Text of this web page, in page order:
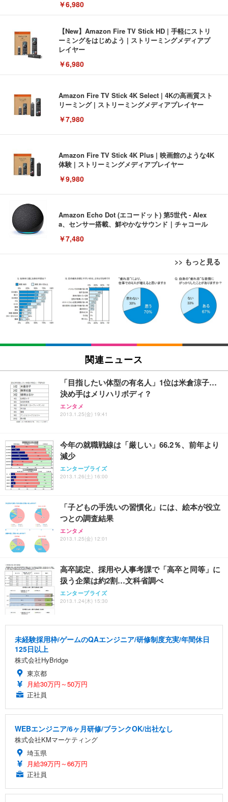
￥6,980
【New】Amazon Fire TV Stick HD | 手軽にストリ
ーミングをはじめよう | ストリーミングメディアプ
レイヤー
￥6,980
Amazon Fire TV Stick 4K Select | 4Kの高画質スト
リーミング | ストリーミングメディアプレイヤー
￥7,980
Amazon Fire TV Stick 4K Plus | 映画館のような4K
体験 | ストリーミングメディアプレイヤー
￥9,980
Amazon Echo Dot (エコードット) 第5世代 - Alex
a、センサー搭載、鮮やかなサウンド｜チャコール
￥7,480
>> もっと見る
[EdoErgo] オフィスチェア 椅子 テレワーク 疲れな
い 跳ね上げ式アームレスト コンパクト 約105度ロッ
キング pc 事務椅子 360度回転 座面昇降 強化ナイロ
ン樹脂ベース 通気性メッシュ 在宅ワーク H-WY01
(黒網+黒枠+黒足)
￥5,699
SIHOO B100 オフィスチェア／デスクチェア メッシ
ュチェア 人間工学 疲れない ブラック
￥27,999
Sezlife オフィスチェア デスクチェア 疲れない テレ
ワーク チェア 強化バックレスト 30度ロッキング機
能 人間工学 椅子 腰サポート 90度跳ね上げ式アーム
ョン PCチェア 通気性メッシュ ゲーミング/勉強/事
務用 おしゃれ パソコンチェア (ブラック)
Sezlife オフィスチェア デスクチェア 疲れない テレ
ワーク チェア 強化バックレスト 30度ロッキング機
能 人間工学 椅子 腰サポート 90度跳ね上げ式アーム
務用 おしゃれ パソコンチェア (ホワイト)
ANDWINT オフィスチェア デスクチェア 肘なし メ
ッシュ 通気性 ランバーサポート付き 腰サポート ガ
ス圧無段階昇降 360度回転 キャスター付き コンパク
EIZO ビジネス向けプレミアムモニター | FlexScan
EV3240X-WT | 31.5型4K UHD・USB Type-C・ホワ
イト
￥105,595
EIZO ビジネス向けプレミアムモニター | FlexScan
￥109,572
【純正品】27"ゲーミングモニター DualSense 充電
フック付き（CFI-ZDM1J）
【整備済み品】Dell E2724HS 27インチ 液晶モニタ
ー フルHD（1920×1080）VA 非光沢 HDMI/DisplayP
ort/VGA スピーカー内蔵 高さ調整 スイベル VESA対
【MiniLED/24.5inch/280Hz/FHD】GRAPHT THE S
HOOTER Gaming Monitor 24” Essential ゲーミン
グモニター QD 24.5インチ 1ms FHD 量子ドット 残
Amazonベーシック ペットシーツ 薄型 レギュラー 1
回使い捨て 無香料 ホワイト 300枚
￥3,373
Amazonベーシック ペットシーツ 厚型 ワイド 42枚
x2袋(84枚) ホワイト(吸収面:ライトブルー)
￥3,234
ネオ・ルーライフ ネオ・オムツ L 中型犬用 26枚入
り 単品
Smart Basic(スマートベーシック) 【Amazon.co.jp
限定】 Smart Basic アイリスオーヤマ ペットシーツ
超厚型 お徳用 ワイド 100枚入 (x 1) (ケース販売)
アイリスオーヤマ ペットシーツ 超厚型 お徳用 レギ
ュラー 200枚入【Amazon.co.jp限定】
関連ニュース
「目指したい体型の有名人」1位は米倉涼子…
決め手はメリハリボディ？
エンタメ
2013.1.25(金) 19:41
今年の就職戦線は「厳しい」66.2％、前年より
減少
エンタープライズ
2013.1.26(土) 16:00
「子どもの手洗いの習慣化」には、絵本が役立
つとの調査結果
エンタメ
2013.1.25(金) 12:01
高卒認定、採用や人事考課で「高卒と同等」に
扱う企業は約2割…文科省調べ
エンタープライズ
2013.1.24(木) 15:30
未経験採用枠/ゲームのQAエンジニア/研修制度充実/年間休日
125日以上
株式会社HyBridge
東京都
月給30万円～50万円
正社員
WEBエンジニア/6ヶ月研修/ブランクOK/出社なし
株式会社KMマーケティング
埼玉県
月給39万円～66万円
正社員